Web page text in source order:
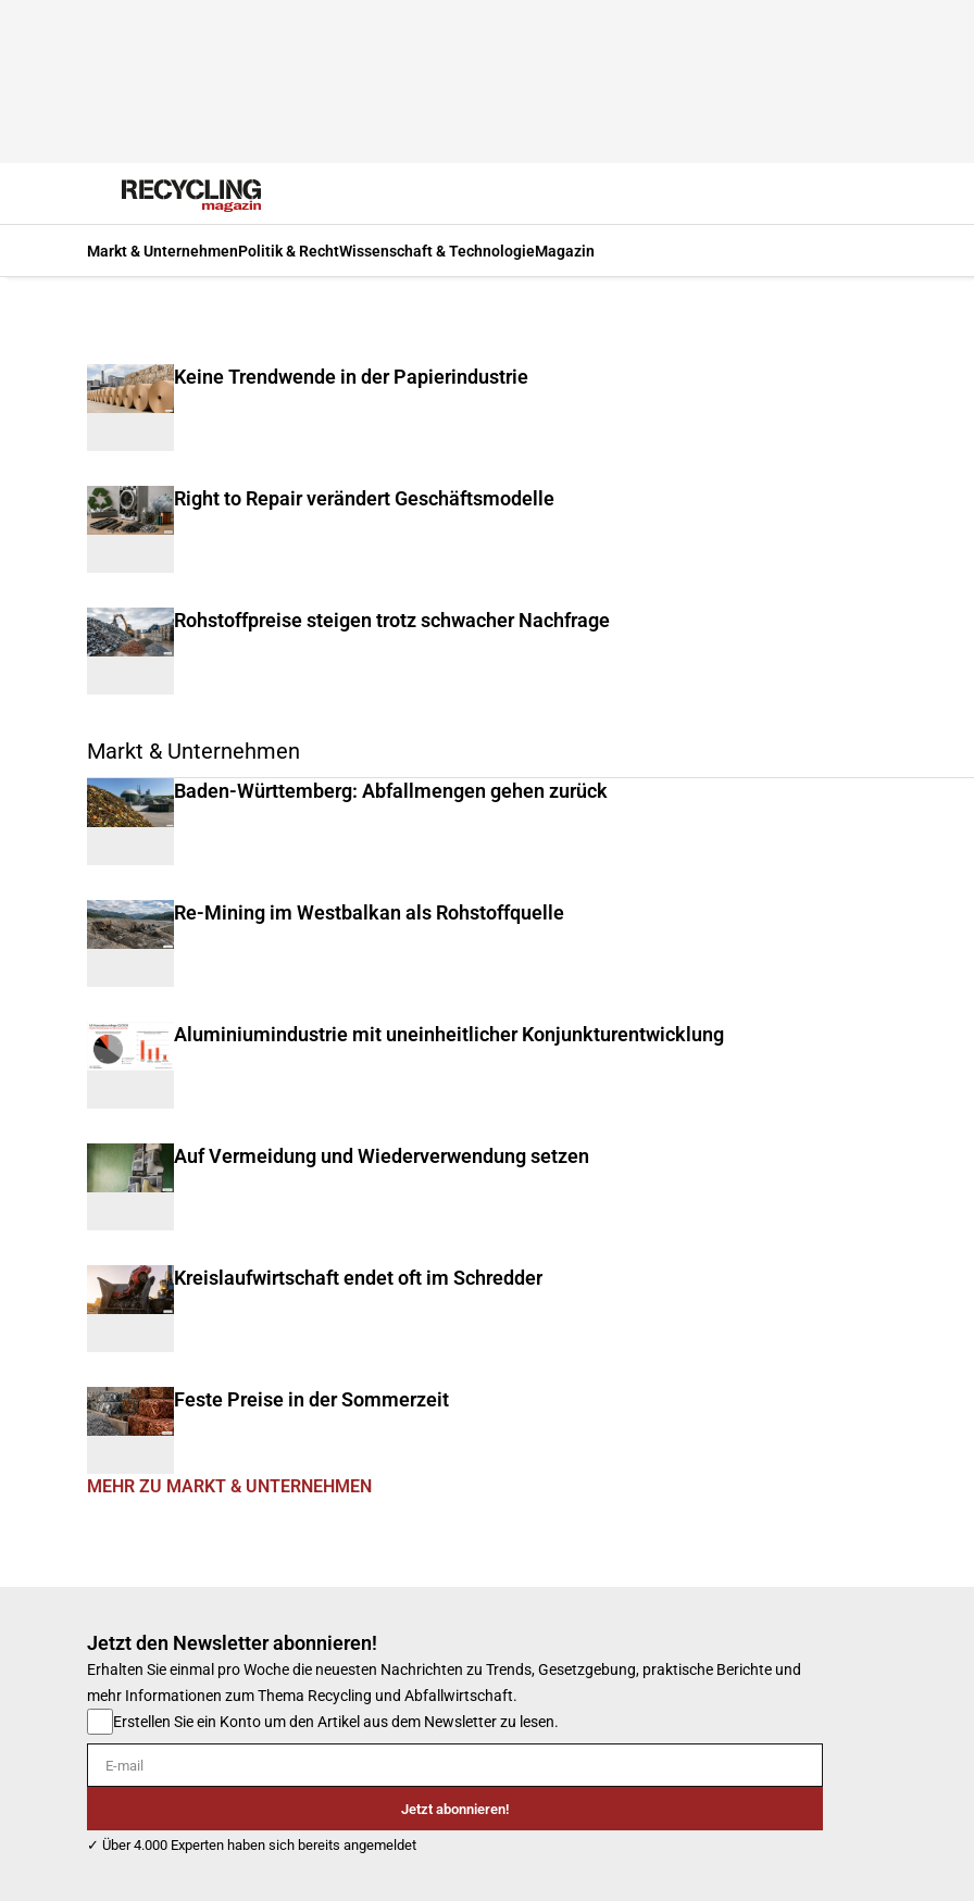
Markt & UnternehmenPolitik & RechtWissenschaft & TechnologieMagazin
Keine Trendwende in der Papierindustrie
Right to Repair verändert Geschäftsmodelle
Rohstoffpreise steigen trotz schwacher Nachfrage
Markt & Unternehmen
Baden-Württemberg: Abfallmengen gehen zurück
Re-Mining im Westbalkan als Rohstoffquelle
Aluminiumindustrie mit uneinheitlicher Konjunkturentwicklung
Auf Vermeidung und Wiederverwendung setzen
Kreislaufwirtschaft endet oft im Schredder
Feste Preise in der Sommerzeit
MEHR ZU MARKT & UNTERNEHMEN
Jetzt den Newsletter abonnieren!
Erhalten Sie einmal pro Woche die neuesten Nachrichten zu Trends, Gesetzgebung, praktische Berichte und
mehr Informationen zum Thema Recycling und Abfallwirtschaft.
Erstellen Sie ein Konto um den Artikel aus dem Newsletter zu lesen.
E-mail
Jetzt abonnieren!
✓ Über 4.000 Experten haben sich bereits angemeldet